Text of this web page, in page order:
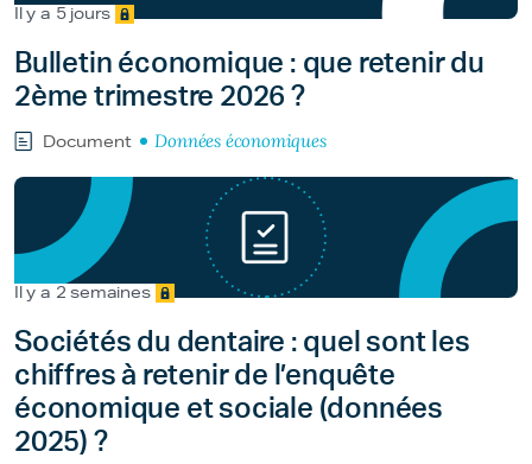
Il y a 5 jours
Bulletin économique : que retenir du
2ème trimestre 2026 ?
Document Données économiques
Il y a 2 semaines
Sociétés du dentaire : quel sont les
chiffres à retenir de l’enquête
économique et sociale (données
2025) ?